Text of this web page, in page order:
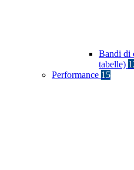
Bandi di
tabelle)
Performance 15